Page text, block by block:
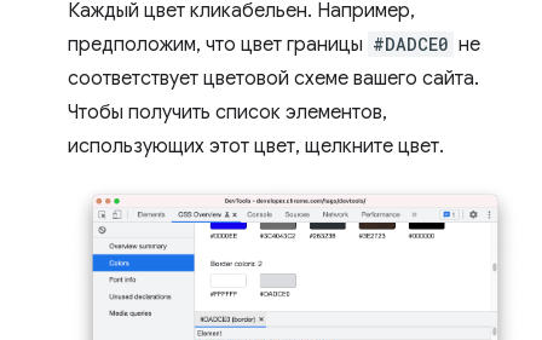
Каждый цвет кликабельен. Например,
предположим, что цвет границы #DADCE0 не
соответствует цветовой схеме вашего сайта.
Чтобы получить список элементов,
использующих этот цвет, щелкните цвет.